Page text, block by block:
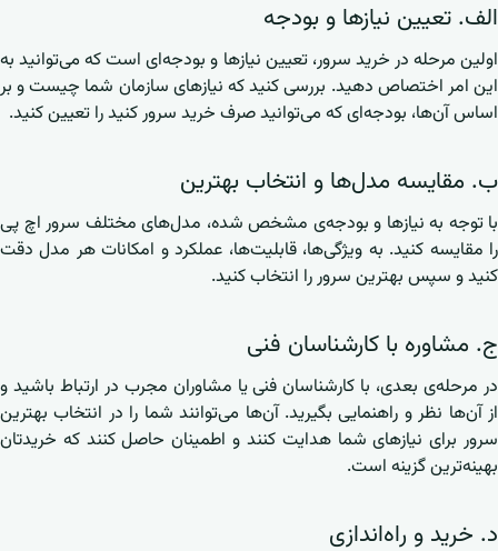
الف. تعیین نیازها و بودجه
اولین مرحله در خرید سرور، تعیین نیازها و بودجه‌ای است که می‌توانید به
این امر اختصاص دهید. بررسی کنید که نیازهای سازمان شما چیست و بر
اساس آن‌ها، بودجه‌ای که می‌توانید صرف خرید سرور کنید را تعیین کنید.
ب. مقایسه مدل‌ها و انتخاب بهترین
با توجه به نیازها و بودجه‌ی مشخص شده، مدل‌های مختلف سرور اچ پی
را مقایسه کنید. به ویژگی‌ها، قابلیت‌ها، عملکرد و امکانات هر مدل دقت
کنید و سپس بهترین سرور را انتخاب کنید.
ج. مشاوره با کارشناسان فنی
در مرحله‌ی بعدی، با کارشناسان فنی یا مشاوران مجرب در ارتباط باشید و
از آن‌ها نظر و راهنمایی بگیرید. آن‌ها می‌توانند شما را در انتخاب بهترین
سرور برای نیازهای شما هدایت کنند و اطمینان حاصل کنند که خریدتان
بهینه‌ترین گزینه است.
د. خرید و راه‌اندازی